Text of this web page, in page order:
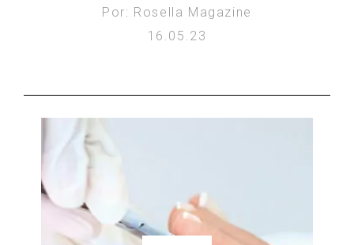
Por: Rosella Magazine
16.05.23